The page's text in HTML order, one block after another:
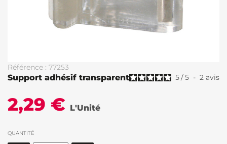
Référence : 77253
Support adhésif transparent 5/5 - 2 avis
2,29 € L'Unité
QUANTITÉ